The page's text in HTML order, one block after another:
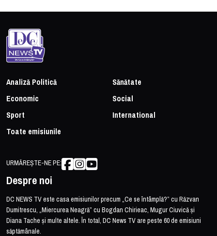
Analiză Politică
Sănătate
Economic
Social
Sport
International
Toate emisiunile
URMĂREȘTE-NE PE:
Despre noi
DC NEWS TV este casa emisiunilor precum „Ce se întâmplă?” cu Răzvan
Dumitrescu, „Miercurea Neagră” cu Bogdan Chirieac, Mugur Ciuvică și
Diana Tache și multe altele. În total, DC News TV are peste 60 de emisiuni
săptămânale.